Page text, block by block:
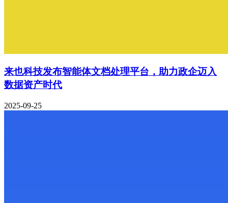
来也科技发布智能体文档处理平台，助力政企迈入
数据资产时代
2025-09-25